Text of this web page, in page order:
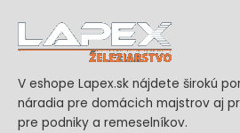
V eshope Lapex.sk nájdete širokú
náradia pre domácich majstrov aj
pre podniky a remeselníkov.